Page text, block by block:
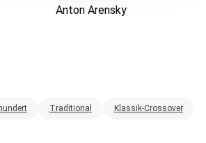
Anton Arensky
Traditional Klassik-Crossover